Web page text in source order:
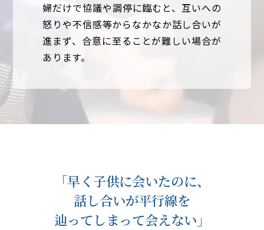
婦だけで協議や調停に臨むと、互いへの
怒りや不信感等からなかなか話し合いが
進まず、合意に至ることが難しい場合が
あります。
「早く子供に会いたのに、
話し合いが平行線を
辿ってしまって会えない」